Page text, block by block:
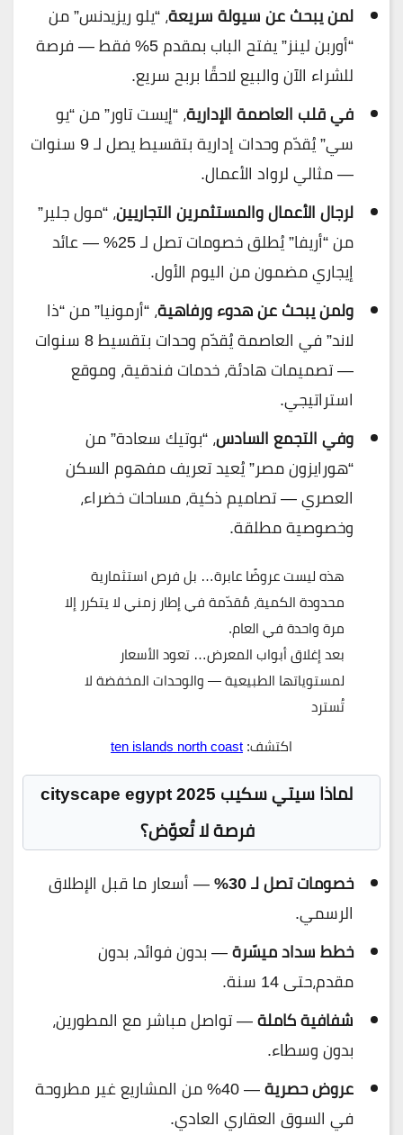
لمن يبحث عن سيولة سريعة، “يلو ريزيدنس” من
“أوربن لينز” يفتح الباب بمقدم 5% فقط — فرصة
للشراء الآن والبيع لاحقًا بربح سريع.
في قلب العاصمة الإدارية، “إيست تاور” من “يو
سي” يُقدّم وحدات إدارية بتقسيط يصل لـ 9 سنوات
— مثالي لرواد الأعمال.
لرجال الأعمال والمستثمرين التجاريين، “مول جلير”
من “أريفا” يُطلق خصومات تصل لـ 25% — عائد
إيجاري مضمون من اليوم الأول.
ولمن يبحث عن هدوء ورفاهية، “أرمونيا” من “ذا
لاند” في العاصمة يُقدّم وحدات بتقسيط 8 سنوات
— تصميمات هادئة، خدمات فندقية، وموقع
استراتيجي.
وفي التجمع السادس، “بوتيك سعادة” من
“هورايزون مصر” يُعيد تعريف مفهوم السكن
العصري — تصاميم ذكية، مساحات خضراء،
وخصوصية مطلقة.
هذه ليست عروضًا عابرة… بل فرص استثمارية
محدودة الكمية، مُقدّمة في إطار زمني لا يتكرر إلا
مرة واحدة في العام.
بعد إغلاق أبواب المعرض… تعود الأسعار
لمستوياتها الطبيعية — والوحدات المخفضة لا
تُسترد
اكتشف:ten islands north coast
لماذا سيتي سكيب 2025 cityscape egypt
فرصة لا تُعوّض؟
خصومات تصل لـ 30%
— أسعار ما قبل الإطلاق
الرسمي.
خطط سداد ميسّرة— بدون فوائد، بدون
مقدم،حتى 14 سنة.
شفافية كاملة— تواصل مباشر مع المطورين،
بدون وسطاء.
عروض حصرية
— 40% من المشاريع غير مطروحة
في السوق العقاري العادي.